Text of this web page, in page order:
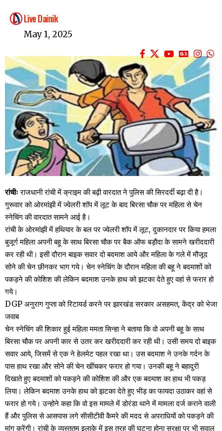
Live Dainik
May 1, 2025
रांचीः राजधानी रांची में क्राइम की बढ़ी वारदात ने पुलिस की सिरदर्दी बढ़ा दी है।
गुरूवार को ओरमांझी में ज्वेलरी शॉप में लूट के बाद बिरसा चौक पर महिला से चेन
स्नेचिंग की वारदात सामने आई है।
रांची के ओरमांझी में हथियार के बल पर ज्वेलरी शॉप में लूट, दुकानदार पर किया हमला
बुजूर्ग महिला अपनी बहू के साथ बिरसा चौक पर बैक ऑफ बड़ौदा के सामने खरीददारी
कर रही थी। इसी दौरान बाइक सवार दो बदमाश आये और महिला के गले में मौजूद
सोने की चेन छीनकर भाग गये। चेन स्नेचिंग के दौरान महिला की बहू ने बदमाशों को
पकड़ने की कोशिश की लेकिन बदमाश उनके हाथ को झटका देते हुए वहां से फरार हो
गये।
DGP अनुराग गुप्ता को रिटायर्ड करने पर झारखंड सरकार असहमत, केंद्र को भेजा
जवाब
चेन स्नेचिंग की शिकार हुई महिला ममता सिन्हा ने बताया कि वो अपनी बहू के साथ
बिरसा चौक पर अपनी कार से उतर कर खरीददारी कर रही थी। उसी समय दो बाइक
सवार आये, जिसमें से एक ने हेलमेट पहल रखा था। उस बदमाश ने उनके गर्दन के
पास हाथ रखा और सोने की चेन खींचकर फरार हो गया। उनकी बहू ने बहादुरी
दिखाते हुए बदमाशों को पकड़ने की कोशिश की और एक बदमाश का हाथ भी पकड़
लिया। लेकिन बदमाश उनके हाथ को झटका देते हुए भीड़ का फायदा उठाकर वहां से
फरार हो गये। उन्होने कहा कि वो इस मामले में डोरंडा थाने में मामला दर्ज कराने वाली
हैं और पुलिस से आसपास लगे सीसीटीवी कैमरे की मदद से अपराधियों को पकड़ने की
मांग करेंगी। रांची के व्यस्ततम इलाके में इस तरह की घटना होना सुरक्षा पर भी सवाल